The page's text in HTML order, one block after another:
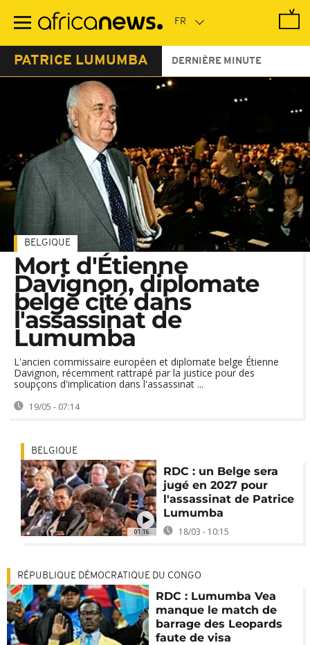
contenu
PATRICE LUMUMBA DERNIÈRE MINUTE
BELGIQUE
Mort d'Étienne
Davignon, diplomate
belge cité dans
l'assassinat de
Lumumba
L'ancien commissaire européen et diplomate belge Étienne
Davignon, récemment rattrapé par la justice pour des
soupçons d'implication dans l'assassinat ...
19/05 - 07:14
01:16
BELGIQUE
RDC : un Belge sera
jugé en 2027 pour
l'assassinat de Patrice
Lumumba
18/03 - 10:15
RÉPUBLIQUE DÉMOCRATIQUE DU CONGO
RDC : Lumumba Vea
manque le match de
barrage des Leopards
faute de visa